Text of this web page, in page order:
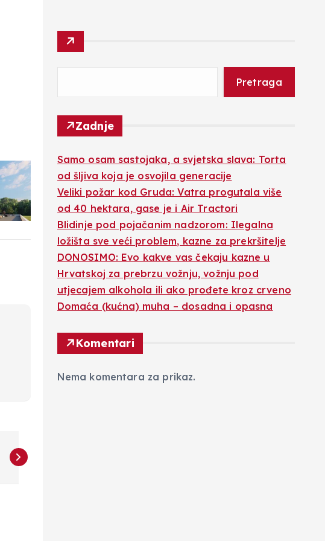
Pretraga
Zadnje
Samo osam sastojaka, a svjetska slava: Torta
od šljiva koja je osvojila generacije
Veliki požar kod Gruda: Vatra progutala više
od 40 hektara, gase je i Air Tractori
Blidinje pod pojačanim nadzorom: Ilegalna
ložišta sve veći problem, kazne za prekršitelje
DONOSIMO: Evo kakve vas čekaju kazne u
Hrvatskoj za prebrzu vožnju, vožnju pod
utjecajem alkohola ili ako prođete kroz crveno
Domaća (kućna) muha – dosadna i opasna
Komentari
Nema komentara za prikaz.